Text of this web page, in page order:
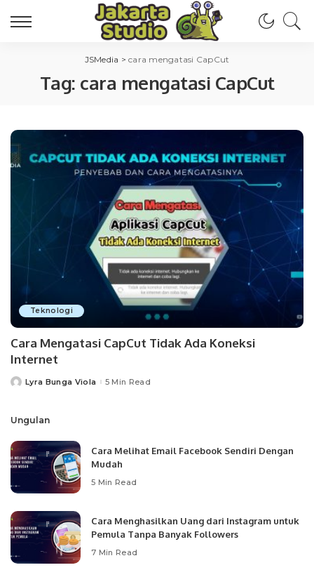
JSMedia >cara mengatasi CapCut
Tag: cara mengatasi CapCut
Teknologi
Cara Mengatasi CapCut Tidak Ada Koneksi
Internet
PostedLyra Bunga Viola 5 Min Read
Ungulan
Cara Melihat Email Facebook Sendiri Dengan
Mudah
5 Min Read
Cara Menghasilkan Uang dari Instagram untuk
Pemula Tanpa Banyak Followers
7 Min Read